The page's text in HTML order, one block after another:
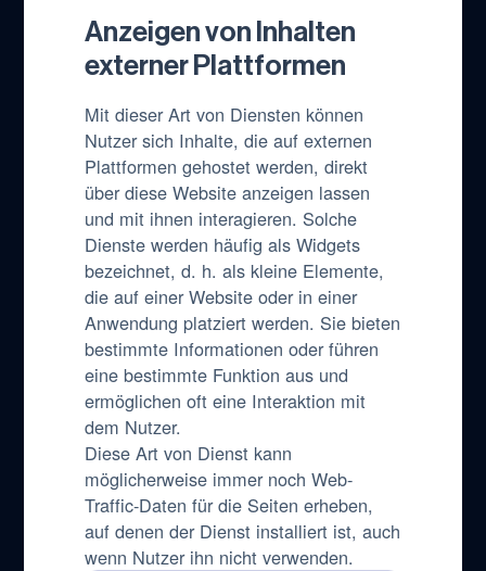
Anzeigen von Inhalten
externer Plattformen
Mit dieser Art von Diensten können
Nutzer sich Inhalte, die auf externen
Plattformen gehostet werden, direkt
über diese Website anzeigen lassen
und mit ihnen interagieren. Solche
Dienste werden häufig als Widgets
bezeichnet, d. h. als kleine Elemente,
die auf einer Website oder in einer
Anwendung platziert werden. Sie bieten
bestimmte Informationen oder führen
eine bestimmte Funktion aus und
ermöglichen oft eine Interaktion mit
dem Nutzer.
Diese Art von Dienst kann
möglicherweise immer noch Web-
Traffic-Daten für die Seiten erheben,
auf denen der Dienst installiert ist, auch
wenn Nutzer ihn nicht verwenden.